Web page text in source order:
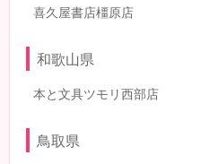
喜久屋書店橿原店
和歌山県
本と文具ツモリ西部店
鳥取県